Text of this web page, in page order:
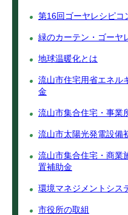
第16回ゴーヤレシピ
緑のカーテン・ゴーヤ
地球温暖化とは
流山市住宅用省エネル
金
流山市集合住宅・事業
流山市太陽光発電設備
流山市集合住宅・商業
置補助金
環境マネジメントシス
市役所の取組